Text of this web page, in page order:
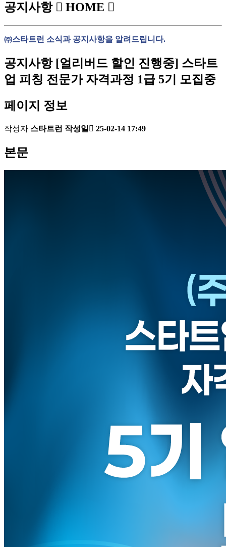
공지사항 HOME
㈜스타트런 소식과 공지사항을 알려드립니다.
공지사항 [얼리버드 할인 진행중] 스타트
업 피칭 전문가 자격과정 1급 5기 모집중
페이지 정보
작성자 스타트런 작성일 25-02-14 17:49
본문